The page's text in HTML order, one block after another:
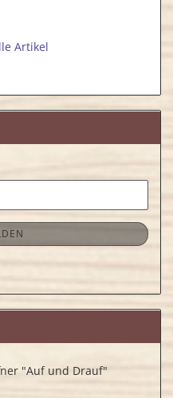
Artikel
"Auf und Drauf"